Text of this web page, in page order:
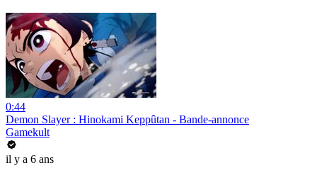
0:44
Demon Slayer : Hinokami Keppûtan - Bande-annonce
Gamekult
il y a 6 ans